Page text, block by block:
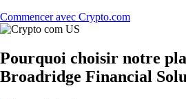
Commencer avec Crypto.com
Pourquoi choisir notre
Broadridge Financial